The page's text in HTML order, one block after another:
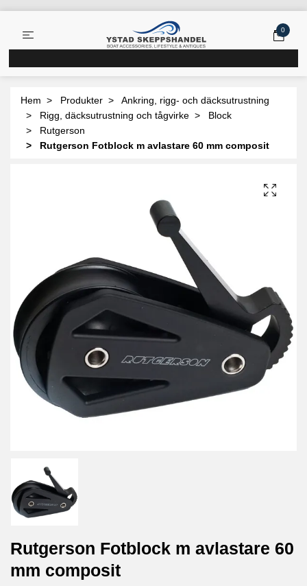
0
Hem Produkter
Ankring, rigg- och däcksutrustning
Rigg, däcksutrustning och tågvirke
Block
Rutgerson
Rutgerson Fotblock m avlastare 60 mm composit
Rutgerson Fotblock m avlastare 60
mm composit